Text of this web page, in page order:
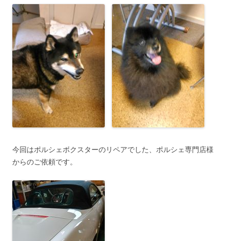
今回はポルシェボクスターのリペアでした、ポルシェ専門店様
からのご依頼です。